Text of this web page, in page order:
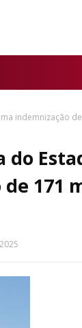
indemnização
do
171